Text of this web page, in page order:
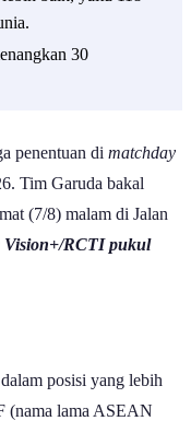
30
penentuan di matchday
Tim Garuda bakal
(7/8) malam di Jalan
Vision+/RCTI pukul
posisi yang lebih
(nama lama ASEAN